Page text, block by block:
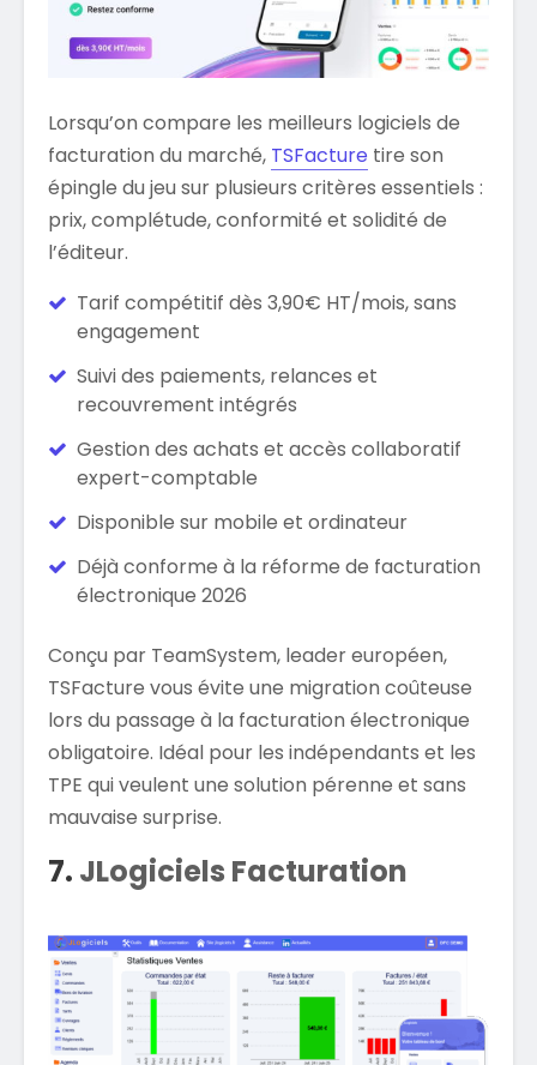
Lorsqu’on compare les meilleurs logiciels de
facturation du marché, TSFacture tire son
épingle du jeu sur plusieurs critères essentiels :
prix, complétude, conformité et solidité de
l’éditeur.
Tarif compétitif dès 3,90€ HT/mois, sans
engagement
Suivi des paiements, relances et
recouvrement intégrés
Gestion des achats et accès collaboratif
expert-comptable
Disponible sur mobile et ordinateur
Déjà conforme à la réforme de facturation
électronique 2026
Conçu par TeamSystem, leader européen,
TSFacture vous évite une migration coûteuse
lors du passage à la facturation électronique
obligatoire. Idéal pour les indépendants et les
TPE qui veulent une solution pérenne et sans
mauvaise surprise.
7. JLogiciels Facturation